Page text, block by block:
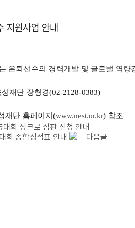
지원사업 안내
은퇴선수의 경력개발 및 글로벌 역
재단 장형경(02-2128-0383)
재단 홈페이지(www.nest.or.kr) 참조
회 싱크로 심판 신청 안내
회 종합성적표 안내
다음글